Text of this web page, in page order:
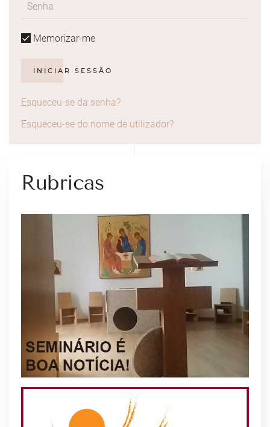
Memorizar-me
INICIAR SESSÃO
Esqueceu-se da senha?
Esqueceu-se do nome de utilizador?
Rubricas